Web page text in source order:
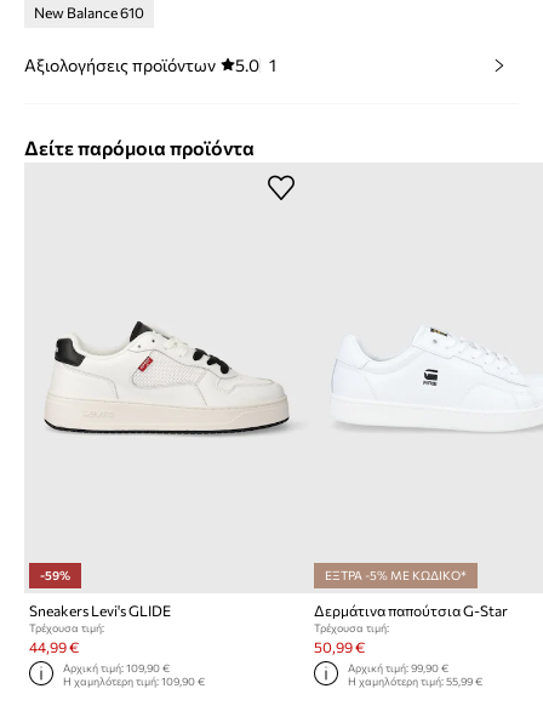
New Balance 610
Αξιολογήσεις προϊόντων 5.0 1
Δείτε παρόμοια προϊόντα
-59%
Sneakers Levi's GLIDE
Τρέχουσα τιμή:
44,99 €
Αρχική τιμή:109,90 €
Η χαμηλότερη τιμή:109,90 €
ΕΞΤΡΑ -5% ΜΕ ΚΩΔΙΚΟ*
Δερμάτινα παπούτσια G-Star
Τρέχουσα τιμή:
50,99 €
Αρχική τιμή: 99,90 €
Η χαμηλότερη τιμή: 55,99 €